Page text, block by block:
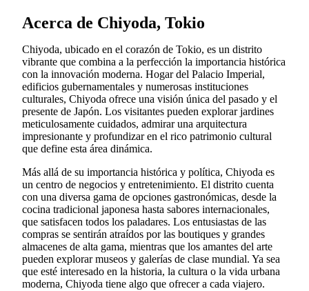
Acerca de Chiyoda, Tokio
Chiyoda, ubicado en el corazón de Tokio, es un distrito
vibrante que combina a la perfección la importancia histórica
con la innovación moderna. Hogar del Palacio Imperial,
edificios gubernamentales y numerosas instituciones
culturales, Chiyoda ofrece una visión única del pasado y el
presente de Japón. Los visitantes pueden explorar jardines
meticulosamente cuidados, admirar una arquitectura
impresionante y profundizar en el rico patrimonio cultural
que define esta área dinámica.
Más allá de su importancia histórica y política, Chiyoda es
un centro de negocios y entretenimiento. El distrito cuenta
con una diversa gama de opciones gastronómicas, desde la
cocina tradicional japonesa hasta sabores internacionales,
que satisfacen todos los paladares. Los entusiastas de las
compras se sentirán atraídos por las boutiques y grandes
almacenes de alta gama, mientras que los amantes del arte
pueden explorar museos y galerías de clase mundial. Ya sea
que esté interesado en la historia, la cultura o la vida urbana
moderna, Chiyoda tiene algo que ofrecer a cada viajero.